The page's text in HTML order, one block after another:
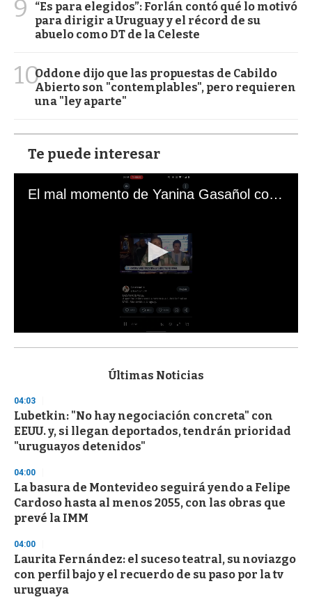
9
“Es para elegidos”: Forlán contó qué lo motivó
para dirigir a Uruguay y el récord de su
abuelo como DT de la Celeste
10Oddone dijo que las propuestas de Cabildo
Abierto son "contemplables", pero requieren
una "ley aparte"
Te puede interesar
El mal momento de Yanina Gasañol con un hincha argentino en "Subrayado"
s
d
s
o
f
3
s
e
c
o
n
d
Últimas Noticias
04:03
Lubetkin: "No hay negociación concreta" con
EEUU. y, si llegan deportados, tendrán prioridad
"uruguayos detenidos"
04:00
La basura de Montevideo seguirá yendo a Felipe
Cardoso hasta al menos 2055, con las obras que
prevé la IMM
04:00
Laurita Fernández: el suceso teatral, su noviazgo
con perfil bajo y el recuerdo de su paso por la tv
uruguaya